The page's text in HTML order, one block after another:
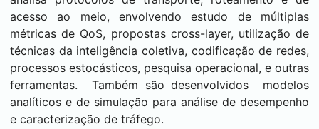
acesso ao meio, envolvendo estudo de múltiplas
métricas de QoS, propostas cross-layer, utilização de
técnicas da inteligência coletiva, codificação de redes,
processos estocásticos, pesquisa operacional, e outras
ferramentas. Também são desenvolvidos modelos
analíticos e de simulação para análise de desempenho
e caracterização de tráfego.